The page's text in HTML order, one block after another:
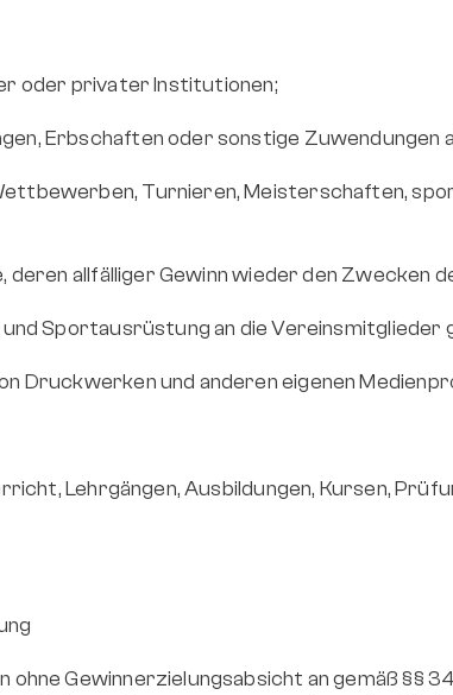
oder privater Institutionen;
Erbschaften oder sonstige Zuwendungen
Turnieren, Meisterschaften,
deren allfälliger Gewinn wieder den Zwecken
und Sportausrüstung an die
Druckwerken und anderen eigenen
Lehrgängen, Ausbildungen, Kursen,
ohne Gewinnerzielungsabsicht an gemäß §§